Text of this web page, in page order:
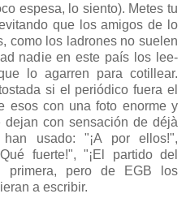
espesa, lo siento). Metes tu
que los amigos de lo
como los ladrones no suelen
nadie en este país los lee-
lo agarren para cotillear.
si el periódico fuera el
esos con una foto enorme y
con sensación de déjà
usado: "¡A por ellos!",
fuerte!", "¡El partido del
primera, pero de EGB los
a escribir.